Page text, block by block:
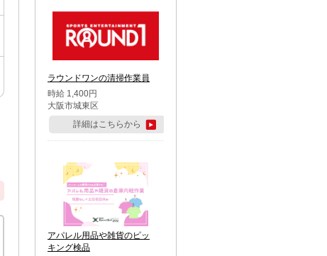
ラウンドワンの清掃作業員
時給 1,400円
大阪市城東区
詳細はこちらから
アパレル用品や雑貨のピッ
キング検品